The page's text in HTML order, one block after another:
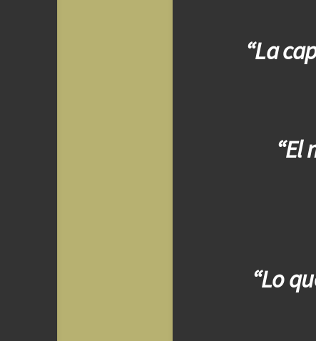
“La
“El
“Lo